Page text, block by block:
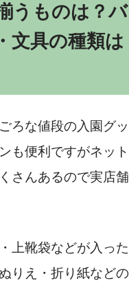
うものは？
文具の種類は
ろな値段の入園グ
も便利ですがネッ
さんあるので実店
上靴袋などが入っ
りえ・折り紙など